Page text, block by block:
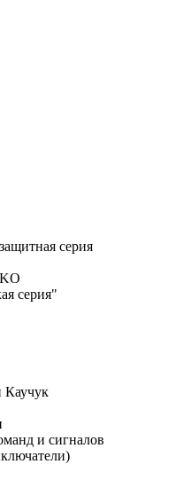
серия
серия"
Каучук
и сигналов